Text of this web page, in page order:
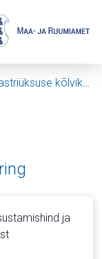
kõlvikute päring
ja